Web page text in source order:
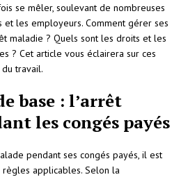
se mêler, soulevant de nombreuses
et les employeurs. Comment gérer ses
maladie ? Quels sont les droits et les
? Cet article vous éclairera sur ces
travail.
base : l’arrêt
les congés payés
pendant ses congés payés, il est
applicables. Selon la